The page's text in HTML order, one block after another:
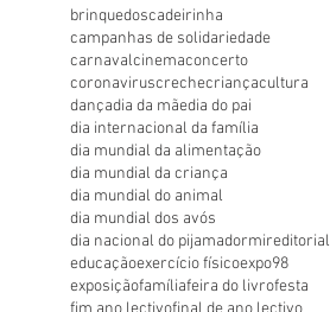
brinquedoscadeirinha
campanhas de solidariedade
carnavalcinemaconcerto
coronaviruscrechecriançacultura
dançadia da mãedia do pai
dia internacional da família
dia mundial da alimentação
dia mundial da criança
dia mundial do animal
dia mundial dos avós
dia nacional do pijamadormireditorial
educaçãoexercício físicoexpo98
exposiçãofamíliafeira do livrofesta